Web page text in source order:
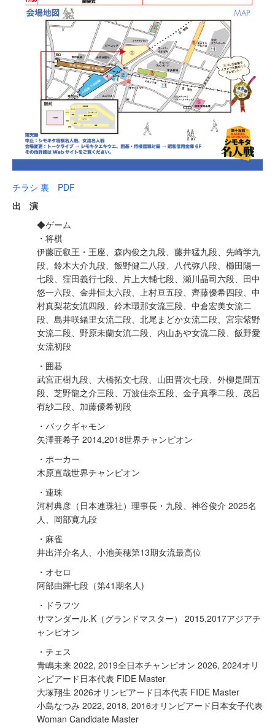
チラシ 裏 PDF
出 演
◆ゲーム
・将棋
伊藤匠叡王・王座、森内俊之九段、藤井猛九段、先崎学九
段、鈴木大介九段、飯野健二八段、八代弥八段、櫛田陽一
七段、窪田義行七段、片上大輔七段、瀬川晶司六段、田中
悠一六段、金井恒太六段、上村亘五段、齊藤優希四段、中
村真梨花女流四段、鈴木環那女流三段、中倉宏美女流二
段、島井咲緒里女流二段、北尾まどか女流二段、宮宗紫野
女流二段、野原未蘭女流二段、内山あや女流二段、飯野愛
女流初段
・囲碁
武宮正樹九段、大橋拓文七段、山田晋次七段、外柳是聞五
段、芝野龍之介三段、万波佳奈五段、金子真季二段、茂呂
有紗二段、加藤優希初段
・バックギャモン
矢澤亜希子 2014,2018世界チャンピオン
・ポーカー
木原直哉世界チャンピオン
・連珠
河村典彦（日本連珠社）理事長・九段、神谷俊介 2025名
人、岡部寛九段
・麻雀
井出洋介名人、小池美穂第13期女流最高位
・オセロ
阿部由羅七段（第41期名人)
・ドラフツ
サマンダール.K（グランドマスター） 2015,2017アジアチ
ャンピオン
・チェス
青嶋未来 2022, 2019全日本チャンピオン 2026, 2024オリ
ンピアード日本代表 FIDE Master
大塚翔生 2026オリンピアード日本代表 FIDE Master
小島なつみ 2022, 2018, 2016オリンピアード日本女子代表
Woman Candidate Master